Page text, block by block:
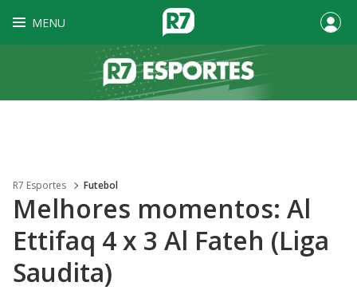
MENU
R7 Esportes Futebol
Melhores momentos: Al
Ettifaq 4 x 3 Al Fateh (Liga
Saudita)